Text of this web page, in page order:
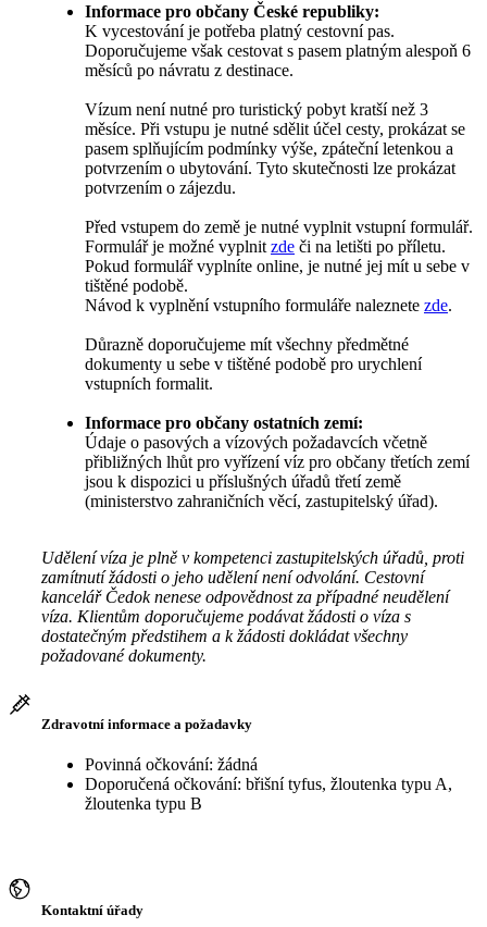
Informace pro občany České republiky:
K vycestování je potřeba platný cestovní pas.
Doporučujeme však cestovat s pasem platným alespoň 6
měsíců po návratu z destinace.
Vízum není nutné pro turistický pobyt kratší než 3
měsíce. Při vstupu je nutné sdělit účel cesty, prokázat se
pasem splňujícím podmínky výše, zpáteční letenkou a
potvrzením o ubytování. Tyto skutečnosti lze prokázat
potvrzením o zájezdu.
Před vstupem do země je nutné vyplnit vstupní formulář.
Formulář je možné vyplnit zde či na letišti po příletu.
Pokud formulář vyplníte online, je nutné jej mít u sebe v
tištěné podobě.
Návod k vyplnění vstupního formuláře naleznete zde.
Důrazně doporučujeme mít všechny předmětné
dokumenty u sebe v tištěné podobě pro urychlení
vstupních formalit.
Informace pro občany ostatních zemí:
Údaje o pasových a vízových požadavcích včetně
přibližných lhůt pro vyřízení víz pro občany třetích zemí
jsou k dispozici u příslušných úřadů třetí země
(ministerstvo zahraničních věcí, zastupitelský úřad).
Udělení víza je plně v kompetenci zastupitelských úřadů, proti
zamítnutí žádosti o jeho udělení není odvolání. Cestovní
kancelář Čedok nenese odpovědnost za případné neudělení
víza. Klientům doporučujeme podávat žádosti o víza s
dostatečným předstihem a k žádosti dokládat všechny
požadované dokumenty.
Zdravotní informace a požadavky
Povinná očkování: žádná
Doporučená očkování: břišní tyfus, žloutenka typu A,
žloutenka typu B
Kontaktní úřady